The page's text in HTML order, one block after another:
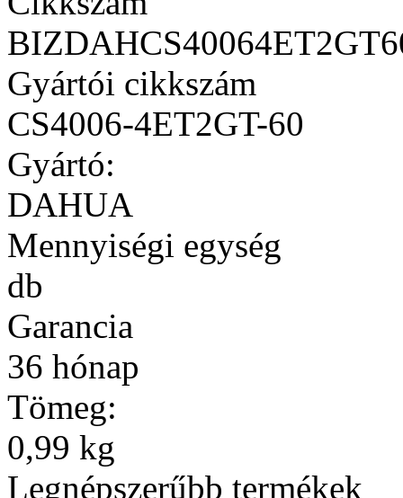
Gyártói cikkszám
CS4006-4ET2GT-60
Gyártó:
DAHUA
Mennyiségi egység
db
Garancia
36 hónap
Tömeg:
0,99 kg
Legnépszerűbb termékek